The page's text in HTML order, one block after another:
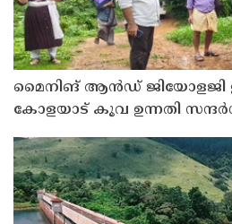
മൈനിങ് ആൻഡ്​ ജിയോളജി
കോളയാട് കൂവ ഉന്നതി